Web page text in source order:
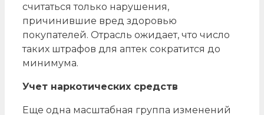
считаться только нарушения,
причинившие вред здоровью
покупателей. Отрасль ожидает, что число
таких штрафов для аптек сократится до
минимума.
Учет наркотических средств
Еще одна масштабная группа изменений